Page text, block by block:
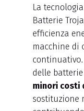
La
Batterie
efficienza
macchine di
delle
minori costi
sostituzione